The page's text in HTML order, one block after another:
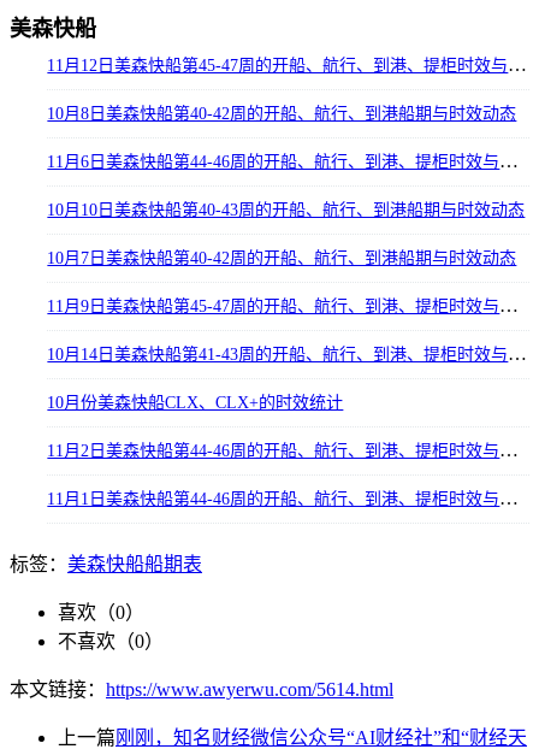
美森快船
11月12日美森快船第45-47周的开船、航行、到港、提柜时效与船期动态
10月8日美森快船第40-42周的开船、航行、到港船期与时效动态
11月6日美森快船第44-46周的开船、航行、到港、提柜时效与船期动态
10月10日美森快船第40-43周的开船、航行、到港船期与时效动态
10月7日美森快船第40-42周的开船、航行、到港船期与时效动态
11月9日美森快船第45-47周的开船、航行、到港、提柜时效与船期动态
10月14日美森快船第41-43周的开船、航行、到港、提柜时效与船期动态
10月份美森快船CLX、CLX+的时效统计
11月2日美森快船第44-46周的开船、航行、到港、提柜时效与船期动态
11月1日美森快船第44-46周的开船、航行、到港、提柜时效与船期动态
标签： 美森快船船期表
喜欢（0）
不喜欢（0）
本文链接： https://www.awyerwu.com/5614.html
上一篇刚刚，知名财经微信公众号“AI财经社”和“财经天